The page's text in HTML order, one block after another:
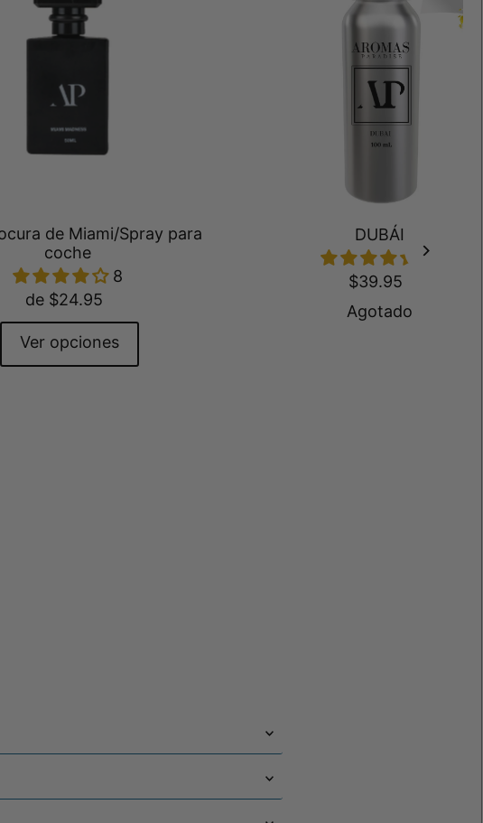
de Miami/Spray para
coche
8
de $24.95
Ver opciones
DUBÁI
12
$39.95
Agotado